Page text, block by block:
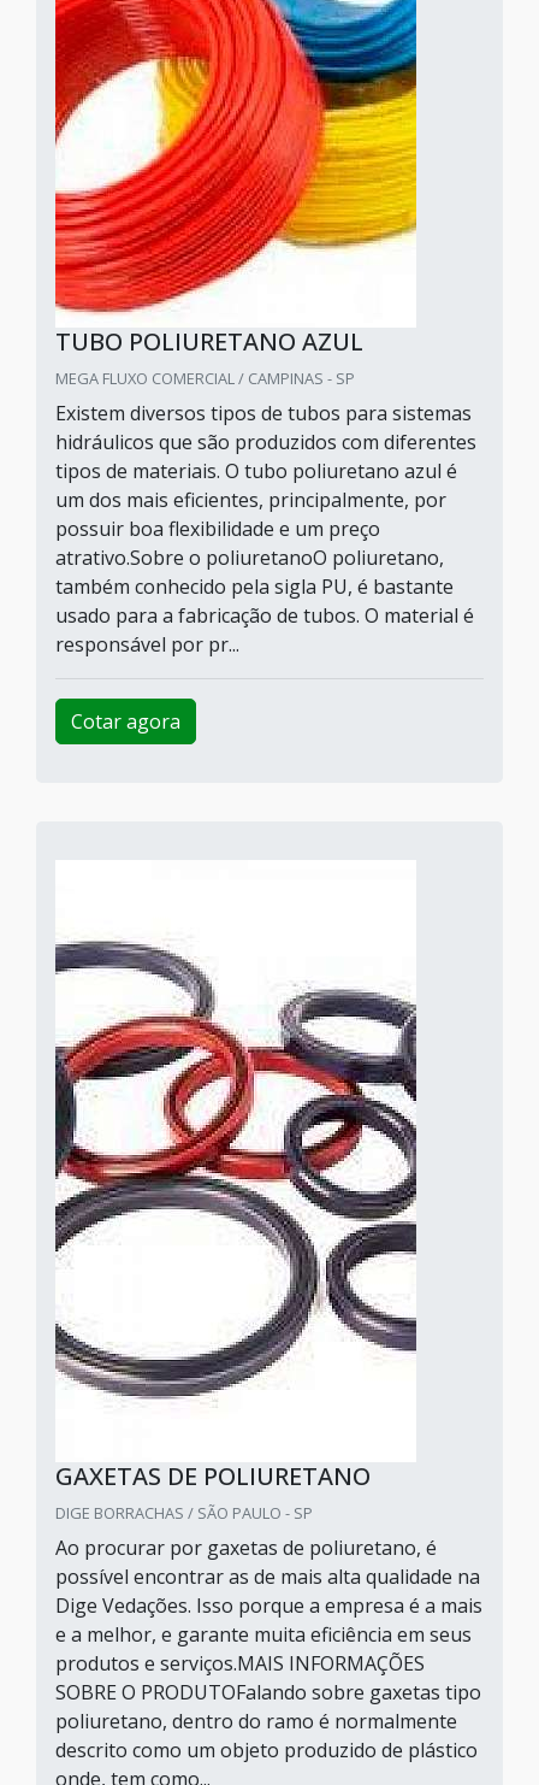
TUBO POLIURETANO AZUL
MEGA FLUXO COMERCIAL / CAMPINAS - SP
Existem diversos tipos de tubos para sistemas
hidráulicos que são produzidos com diferentes
tipos de materiais. O tubo poliuretano azul é
um dos mais eficientes, principalmente, por
possuir boa flexibilidade e um preço
atrativo.Sobre o poliuretanoO poliuretano,
também conhecido pela sigla PU, é bastante
usado para a fabricação de tubos. O material é
responsável por pr...
Cotar agora
GAXETAS DE POLIURETANO
DIGE BORRACHAS / SÃO PAULO - SP
Ao procurar por gaxetas de poliuretano, é
possível encontrar as de mais alta qualidade na
Dige Vedações. Isso porque a empresa é a mais
e a melhor, e garante muita eficiência em seus
produtos e serviços.MAIS INFORMAÇÕES
SOBRE O PRODUTOFalando sobre gaxetas tipo
poliuretano, dentro do ramo é normalmente
descrito como um objeto produzido de plástico
onde, tem como...